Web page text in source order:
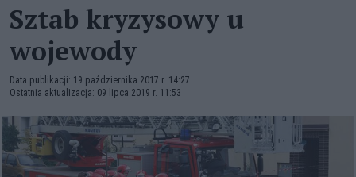
Sztab kryzysowy u
wojewody
Data publikacji: 19 października 2017 r. 14:27
Ostatnia aktualizacja: 09 lipca 2019 r. 11:53